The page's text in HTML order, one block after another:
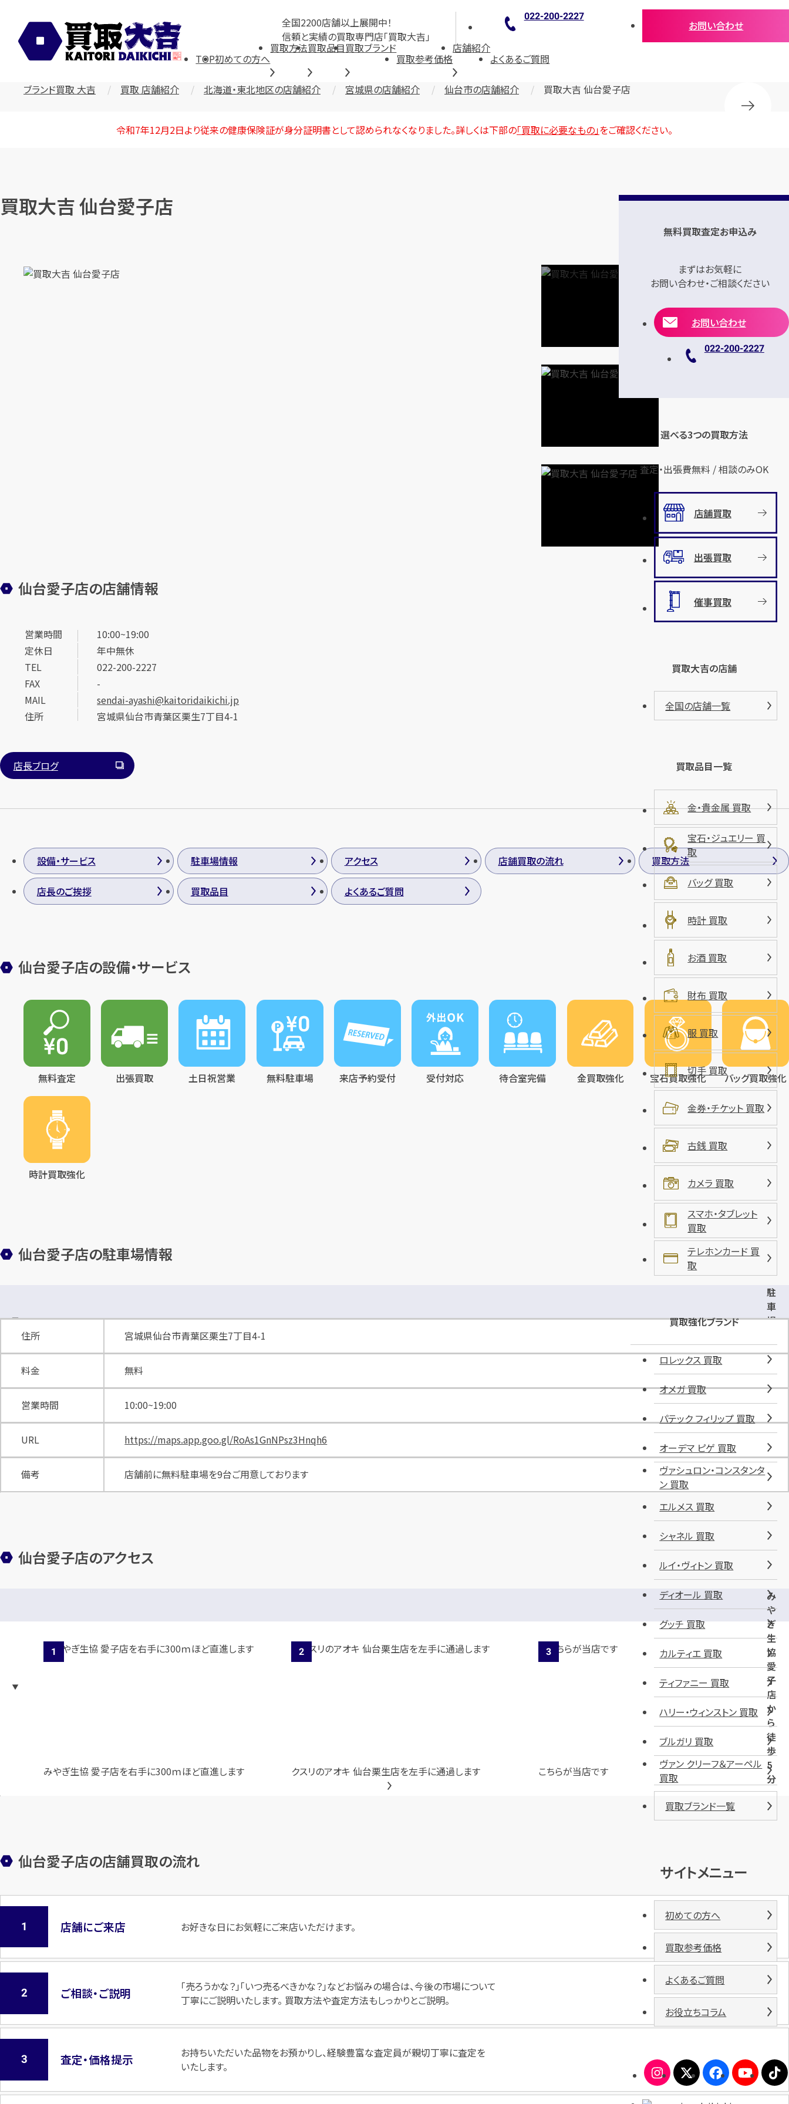
全国2200店舗以上展開中！
信頼と実績の買取専門店「買取大吉」
022-200-2227
お問い合わせ
TOP初めての方へ
買取方法買取品目買取ブランド
買取参考価格
店舗紹介
よくあるご質問
ブランド買取 大吉 買取 店舗紹介 北海道・東北地区の店舗紹介 宮城県の店舗紹介 仙台市の店舗紹介 買取大吉 仙台愛子店
令和7年12月2日より従来の健康保険証が身分証明書として認められなくなりました。詳しくは下部の「買取に必要なもの」をご確認ください。
買取大吉 仙台愛子店
仙台愛子店の店舗情報
営業時間
10:00~19:00
定休日
年中無休
TEL
022-200-2227
FAX
-
MAIL
sendai-ayashi@kaitoridaikichi.jp
住所
宮城県仙台市青葉区栗生7丁目4-1
店長ブログ
設備・サービス 駐車場情報 アクセス 店舗買取の流れ 買取方法
店長のご挨拶 買取品目 よくあるご質問
仙台愛子店の設備・サービス
無料査定 出張買取 土日祝営業 無料駐車場 来店予約受付 受付対応 待合室完備 金買取強化 宝石買取強化 バッグ買取強化
時計買取強化
仙台愛子店の駐車場情報
駐
車
場
備
住所 宮城県仙台市青葉区栗生7丁目4-1
料金 無料
営業時間 10:00~19:00
URL https://maps.app.goo.gl/RoAs1GnNPsz3Hnqh6
備考 店舗前に無料駐車場を9台ご用意しております
仙台愛子店のアクセス
み
や
ぎ
生
協
愛
子
店
か
ら
徒
歩
5
分
みやぎ生協 愛子店を右手に300ｍほど直進します クスリのアオキ 仙台栗生店を左手に通過します こちらが当店です
仙台愛子店の店舗買取の流れ
店舗にご来店 お好きな日にお気軽にご来店いただけます。
ご相談・ご説明
「売ろうかな？」「いつ売るべきかな？」などお悩みの場合は、今後の市場について
丁寧にご説明いたします。 買取方法や査定方法もしっかりとご説明。
査定・価格提示
お持ちいただいた品物をお預かりし、経験豊富な査定員が親切丁寧に査定を
いたします。
無料買取査定お申込み
まずはお気軽に
お問い合わせ・ご相談ください
お問い合わせ
022-200-2227
選べる3つの買取方法
査定・出張費無料 / 相談のみOK
店舗買取
出張買取
催事買取
買取大吉の店舗
全国の店舗一覧
買取品目一覧
金・貴金属 買取
宝石・ジュエリー 買
取
バッグ 買取
時計 買取
お酒 買取
財布 買取
服 買取
切手 買取
金券・チケット 買取
古銭 買取
カメラ 買取
スマホ・タブレット
買取
テレホンカード 買
取
買取強化ブランド
ロレックス 買取
オメガ 買取
パテック フィリップ 買取
オーデマ ピゲ 買取
ヴァシュロン・コンスタンタ
ン 買取
エルメス 買取
シャネル 買取
ルイ・ヴィトン 買取
ディオール 買取
グッチ 買取
カルティエ 買取
ティファニー 買取
ハリー・ウィンストン 買取
ブルガリ 買取
ヴァン クリーフ＆アーペル
買取
買取ブランド一覧
サイトメニュー
初めての方へ
買取参考価格
よくあるご質問
お役立ちコラム